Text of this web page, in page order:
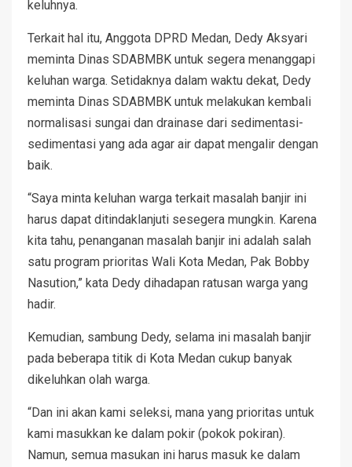
keluhnya.
Terkait hal itu, Anggota DPRD Medan, Dedy Aksyari
meminta Dinas SDABMBK untuk segera menanggapi
keluhan warga. Setidaknya dalam waktu dekat, Dedy
meminta Dinas SDABMBK untuk melakukan kembali
normalisasi sungai dan drainase dari sedimentasi-
sedimentasi yang ada agar air dapat mengalir dengan
baik.
“Saya minta keluhan warga terkait masalah banjir ini
harus dapat ditindaklanjuti sesegera mungkin. Karena
kita tahu, penanganan masalah banjir ini adalah salah
satu program prioritas Wali Kota Medan, Pak Bobby
Nasution,” kata Dedy dihadapan ratusan warga yang
hadir.
Kemudian, sambung Dedy, selama ini masalah banjir
pada beberapa titik di Kota Medan cukup banyak
dikeluhkan olah warga.
“Dan ini akan kami seleksi, mana yang prioritas untuk
kami masukkan ke dalam pokir (pokok pokiran).
Namun, semua masukan ini harus masuk ke dalam